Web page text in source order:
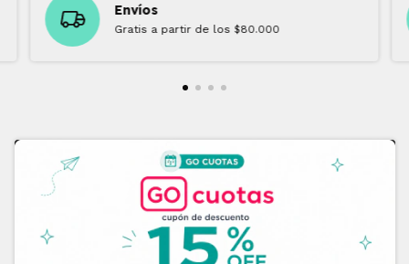
Envíos
Gratis a partir de los $80.000